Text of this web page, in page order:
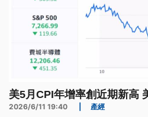
美5月CPI年增率創近期新高
2026/6/11 19:40 產經